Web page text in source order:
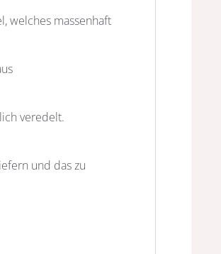
welches massenhaft
veredelt.
und das zu